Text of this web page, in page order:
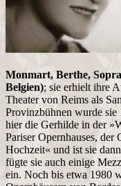
Monmart, Berthe,
Belgien); sie erhielt ihre
Theater von Reims als
Provinzbühnen wurde sie
hier die Gerhilde in der
Pariser Opernhauses,
Hochzeit« und ist sie
fügte sie auch einige
ein. Noch bis etwa 1980